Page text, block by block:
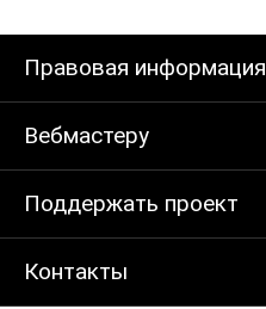
Правовая информация
Вебмастеру
Поддержать проект
Контакты